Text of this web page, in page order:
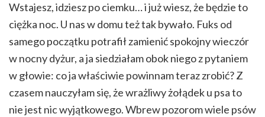
Wstajesz, idziesz po ciemku… i już wiesz, że będzie to
ciężka noc. U nas w domu też tak bywało. Fuks od
samego początku potrafił zamienić spokojny wieczór
w nocny dyżur, a ja siedziałam obok niego z pytaniem
w głowie: co ja właściwie powinnam teraz zrobić? Z
czasem nauczyłam się, że wrażliwy żołądek u psa to
nie jest nic wyjątkowego. Wbrew pozorom wiele psów